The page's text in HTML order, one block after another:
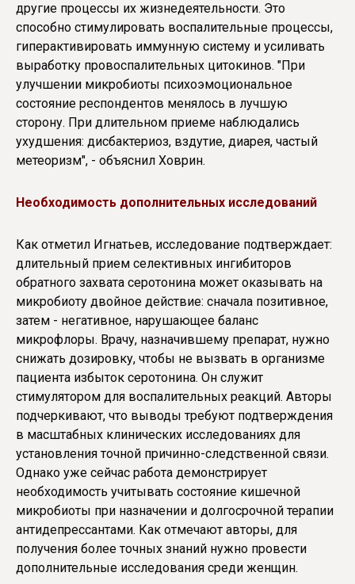
другие процессы их жизнедеятельности. Это
способно стимулировать воспалительные процессы,
гиперактивировать иммунную систему и усиливать
выработку провоспалительных цитокинов. "При
улучшении микробиоты психоэмоциональное
состояние респондентов менялось в лучшую
сторону. При длительном приеме наблюдались
ухудшения: дисбактериоз, вздутие, диарея, частый
метеоризм", - объяснил Ховрин.
Необходимость дополнительных исследований
Как отметил Игнатьев, исследование подтверждает:
длительный прием селективных ингибиторов
обратного захвата серотонина может оказывать на
микробиоту двойное действие: сначала позитивное,
затем - негативное, нарушающее баланс
микрофлоры. Врачу, назначившему препарат, нужно
снижать дозировку, чтобы не вызвать в организме
пациента избыток серотонина. Он служит
стимулятором для воспалительных реакций. Авторы
подчеркивают, что выводы требуют подтверждения
в масштабных клинических исследованиях для
установления точной причинно-следственной связи.
Однако уже сейчас работа демонстрирует
необходимость учитывать состояние кишечной
микробиоты при назначении и долгосрочной терапии
антидепрессантами. Как отмечают авторы, для
получения более точных знаний нужно провести
дополнительные исследования среди женщин.